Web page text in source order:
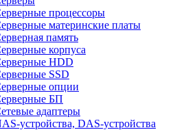
процессоры
материнские платы
память
корпуса
HDD
SSD
опции
БП
адаптеры
устройства, DAS-устройства